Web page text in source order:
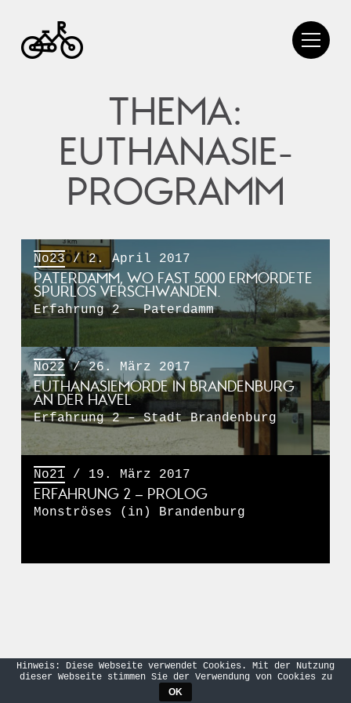
THEMA:
EUTHANASIE-
PROGRAMM
No23/ 2. April 2017
PATERDAMM, WO FAST 5000 ERMORDETE
SPURLOS VERSCHWANDEN.
Erfahrung 2 – Paterdamm
No22 / 26. März 2017
EUTHANASIEMORDE IN BRANDENBURG
AN DER HAVEL
Erfahrung 2 – Stadt Brandenburg
No21 / 19. März 2017
ERFAHRUNG 2 – PROLOG
Monströses (in) Brandenburg
Hinweis: Diese Webseite verwendet Cookies. Mit der Nutzung
dieser Webseite stimmen Sie der Verwendung von Cookies zu
OK